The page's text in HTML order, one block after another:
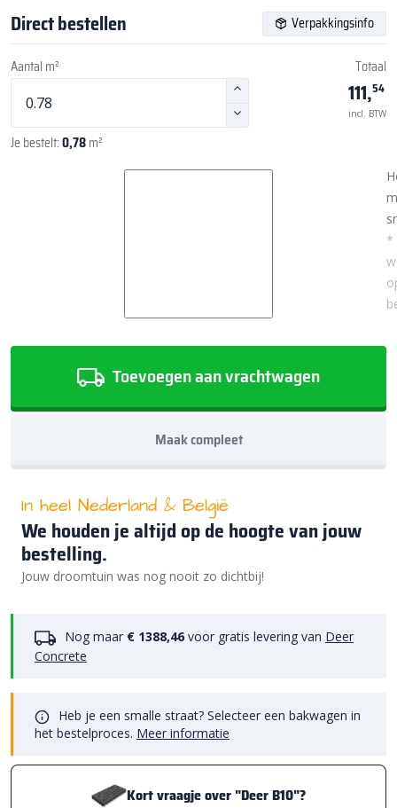
Direct bestellen Verpakkingsinfo
Aantal m²
Je bestelt:0,78m²
Totaal
111,54
incl. BTW
*
Toevoegen aan vrachtwagen
Maak compleet
In heel Nederland & België
We houden je altijd op de hoogte van jouw
bestelling.
Jouw droomtuin was nog nooit zo dichtbij!
Nog maar € 1388,46 voor gratis levering van Deer
Concrete
Heb je een smalle straat? Selecteer een bakwagen in
het bestelproces. Meer informatie
Kort vraagje over "Deer B10"?